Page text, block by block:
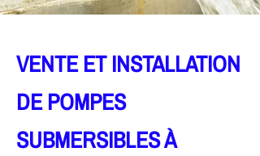
VENTE ET INSTALLATION
DE POMPES
SUBMERSIBLES À